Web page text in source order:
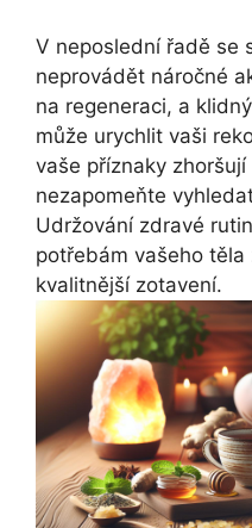
V neposlední řadě se
neprovádět náročné
na regeneraci, a
může urychlit vaši
vaše příznaky
nezapomeňte
Udržování zdravé
potřebám vašeho těla
kvalitnější zotavení.